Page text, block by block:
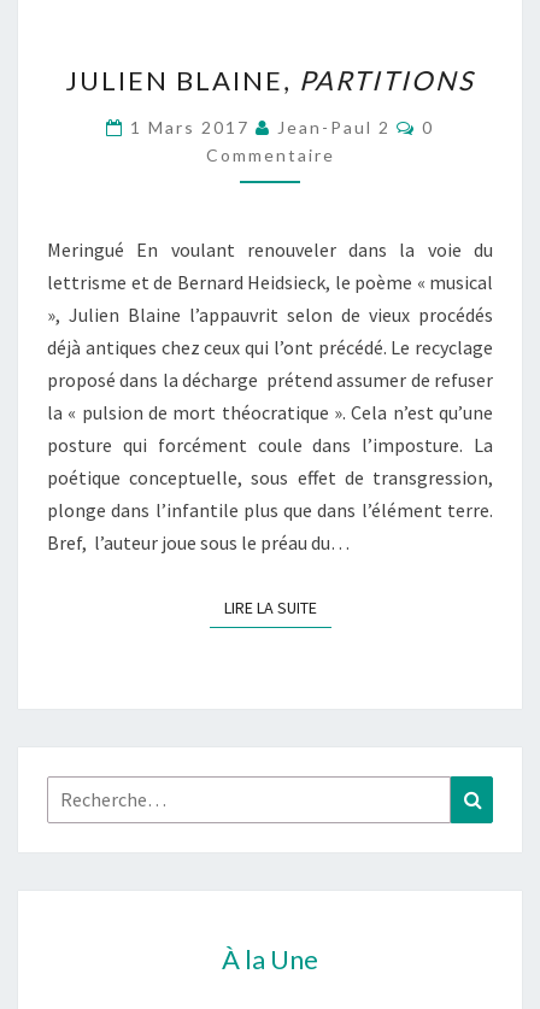
BLAINE,
PARTITIONS
JULIEN BLAINE, PARTITIONS
1 Mars 2017 Jean-Paul 2
0
Commentaire
Meringué En voulant renouveler dans la voie du
lettrisme et de Bernard Heidsieck, le poème « musical
», Julien Blaine l’appauvrit selon de vieux procédés
déjà antiques chez ceux qui l’ont précédé. Le recyclage
proposé dans la décharge prétend assumer de refuser
la « pulsion de mort théocratique ». Cela n’est qu’une
posture qui forcément coule dans l’imposture. La
poétique conceptuelle, sous effet de transgression,
plonge dans l’infantile plus que dans l’élément terre.
Bref, l’auteur joue sous le préau du…
LIRE LA SUITELIRE LA SUITE
Rechercher :
À la Une